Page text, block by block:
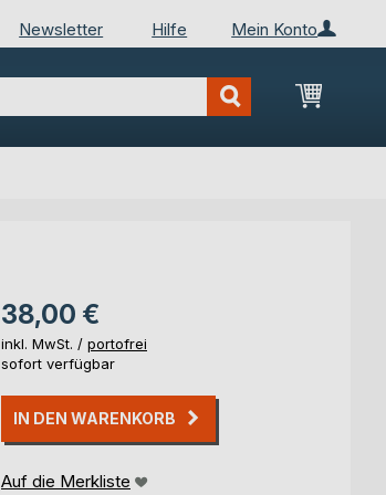
Mein Konto
Newsletter Hilfe
Mein
38,00 €
inkl. MwSt. / portofrei
sofort verfügbar
IN DEN WARENKORB
Auf die Merkliste